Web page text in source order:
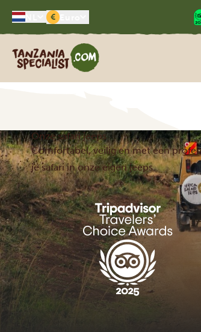
€
Tanzania Specialist
Onze safari jeeps
Comfortabel, veilig en met een
je safari in onze eigen jeeps.